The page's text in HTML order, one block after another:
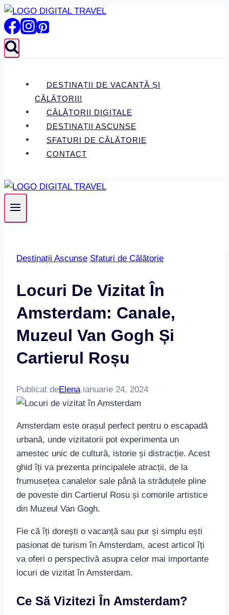
Skip
to
content
DESTINAȚII DE VACANȚĂ ȘI
CĂLĂTORII!
CĂLĂTORII DIGITALE
DESTINAȚII ASCUNSE
SFATURI DE CĂLĂTORIE
CONTACT
Destinații Ascunse Sfaturi de Călătorie
Locuri De Vizitat În
Amsterdam: Canale,
Muzeul Van Gogh Și
Cartierul Roșu
Publicat deElena ianuarie 24, 2024
Amsterdam este orașul perfect pentru o escapadă
urbană, unde vizitatorii pot experimenta un
amestec unic de cultură, istorie și distracție. Acest
ghid îți va prezenta principalele atracții, de la
frumusețea canalelor sale până la străduțele pline
de poveste din Cartierul Rosu și comorile artistice
din Muzeul Van Gogh.
Fie că îți dorești o vacanță sau pur și simplu ești
pasionat de turism în Amsterdam, acest articol îți
va oferi o perspectivă asupra celor mai importante
locuri de vizitat în Amsterdam.
Ce Să Vizitezi În Amsterdam?